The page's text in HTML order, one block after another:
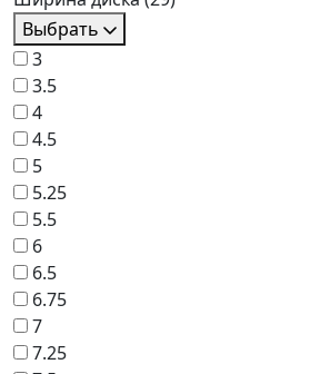
Выбрать
3
3.5
4
4.5
5
5.25
5.5
6
6.5
6.75
7
7.25